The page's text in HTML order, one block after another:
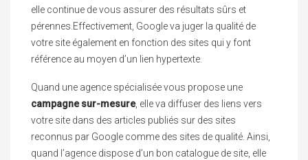
elle continue de vous assurer des résultats sûrs et
pérennes.Effectivement, Google va juger la qualité de
votre site également en fonction des sites qui y font
référence au moyen d’un lien hypertexte.
Quand une agence spécialisée vous propose une
campagne sur-mesure, elle va diffuser des liens vers
votre site dans des articles publiés sur des sites
reconnus par Google comme des sites de qualité. Ainsi,
quand l’agence dispose d’un bon catalogue de site, elle